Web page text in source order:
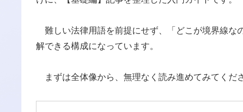
難しい法律用語を前提にせず、「どこが境界線な
解できる構成になっています。
まずは全体像から、無理なく読み進めてみてくだ